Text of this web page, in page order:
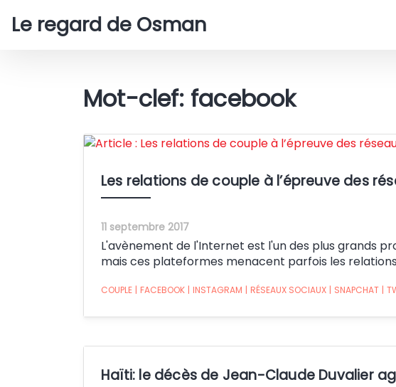
Le regard de Osman
Mot-clef: facebook
Les relations de couple à l’épreuve des
11 septembre 2017
L'avènement de l'Internet est l'un des plus grands
mais ces plateformes menacent parfois les
COUPLE | FACEBOOK | INSTAGRAM | RÉSEAUX SOCIAUX | SNAPCHAT |
Haïti: le décès de Jean-Claude Duvalier